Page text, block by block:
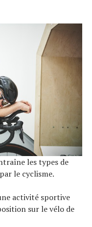
les types de
le cyclisme.
activité sportive
sur le vélo de